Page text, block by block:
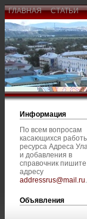
ГЛАВНАЯ СТАТЬИ
Информация
По всем вопросам
касающихся
ресурса Адреса
и добавления в
справочник
адресу
addressrus@mail.ru.
Объявления